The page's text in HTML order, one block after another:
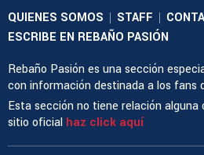
QUIENES SOMOS | STAFF |
ESCRIBE EN REBAÑO PASIÓN
Rebaño Pasión es una sección
con información destinada a los fans
Esta sección no tiene relación
sitio oficial haz click aquí